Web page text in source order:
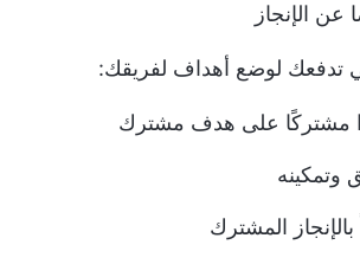
عن الإنجاز
تدفعك لوضع أهداف لفريقك:
مشتركًا على هدف مشترك
وتمكينه
المشترك